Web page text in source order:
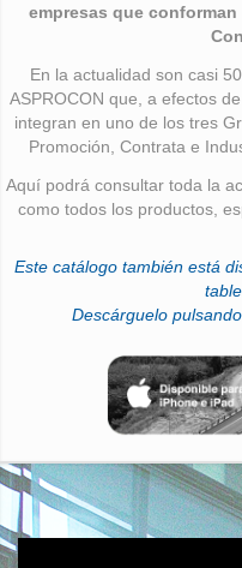
empresas que
En la actualidad son casi
ASPROCON que, a efectos
integran en uno de los tres
Promoción, Contrata e
Aquí podrá consultar toda la
como todos los productos,
Este catálogo también está
Descárguelo